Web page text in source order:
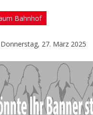
Bahnhof
Donnerstag, 27. März 2025